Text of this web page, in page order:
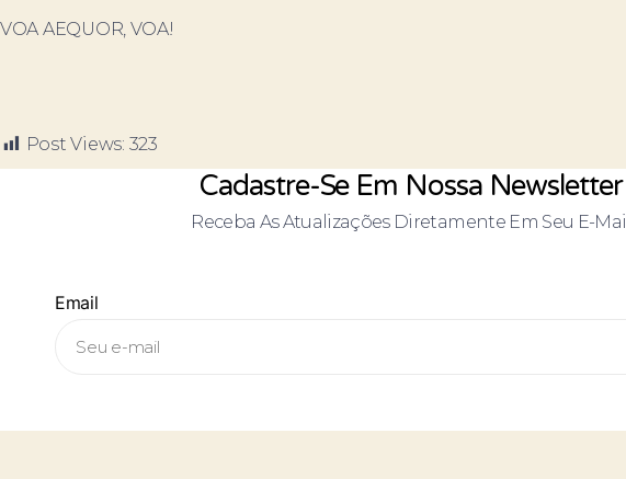
VOA AEQUOR, VOA!
Post Views: 323
Cadastre-Se Em Nossa Newsletter
Receba As Atualizações Diretamente Em Seu E-Mail
Email